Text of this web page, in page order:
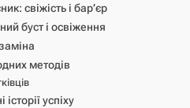
свіжість і бар’єр
буст і освіження
методів
успіху